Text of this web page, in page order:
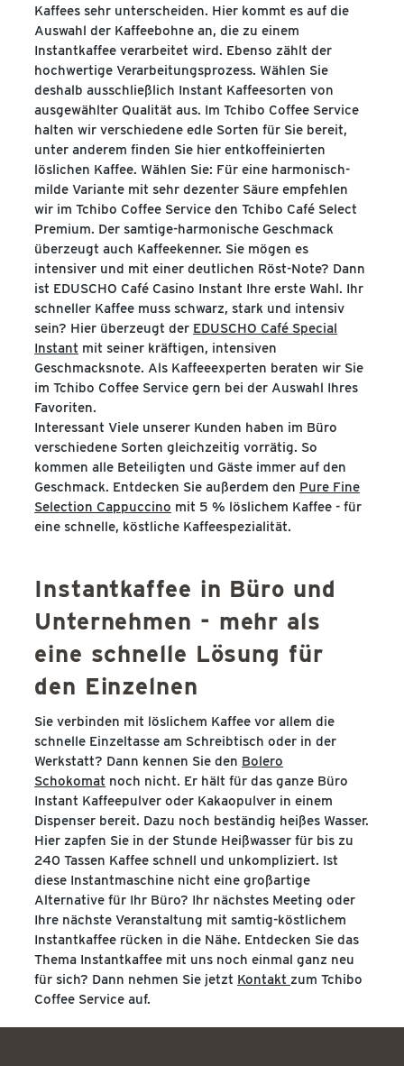
Kaffees sehr unterscheiden. Hier kommt es auf die
Auswahl der Kaffeebohne an, die zu einem
Instantkaffee verarbeitet wird. Ebenso zählt der
hochwertige Verarbeitungsprozess. Wählen Sie
deshalb ausschließlich Instant Kaffeesorten von
ausgewählter Qualität aus. Im Tchibo Coffee Service
halten wir verschiedene edle Sorten für Sie bereit,
unter anderem finden Sie hier entkoffeinierten
löslichen Kaffee. Wählen Sie: Für eine harmonisch-
milde Variante mit sehr dezenter Säure empfehlen
wir im Tchibo Coffee Service den Tchibo Café Select
Premium. Der samtige-harmonische Geschmack
überzeugt auch Kaffeekenner. Sie mögen es
intensiver und mit einer deutlichen Röst-Note? Dann
ist EDUSCHO Café Casino Instant Ihre erste Wahl. Ihr
schneller Kaffee muss schwarz, stark und intensiv
sein? Hier überzeugt der EDUSCHO Café Special
Instant mit seiner kräftigen, intensiven
Geschmacksnote. Als Kaffeeexperten beraten wir Sie
im Tchibo Coffee Service gern bei der Auswahl Ihres
Favoriten.
Interessant Viele unserer Kunden haben im Büro
verschiedene Sorten gleichzeitig vorrätig. So
kommen alle Beteiligten und Gäste immer auf den
Geschmack. Entdecken Sie außerdem den Pure Fine
Selection Cappuccino mit 5 % löslichem Kaffee - für
eine schnelle, köstliche Kaffeespezialität.
Instantkaffee in Büro und
Unternehmen - mehr als
eine schnelle Lösung für
den Einzelnen
Sie verbinden mit löslichem Kaffee vor allem die
schnelle Einzeltasse am Schreibtisch oder in der
Werkstatt? Dann kennen Sie den Bolero
Schokomat noch nicht. Er hält für das ganze Büro
Instant Kaffeepulver oder Kakaopulver in einem
Dispenser bereit. Dazu noch beständig heißes Wasser.
Hier zapfen Sie in der Stunde Heißwasser für bis zu
240 Tassen Kaffee schnell und unkompliziert. Ist
diese Instantmaschine nicht eine großartige
Alternative für Ihr Büro? Ihr nächstes Meeting oder
Ihre nächste Veranstaltung mit samtig-köstlichem
Instantkaffee rücken in die Nähe. Entdecken Sie das
Thema Instantkaffee mit uns noch einmal ganz neu
für sich? Dann nehmen Sie jetzt Kontakt zum Tchibo
Coffee Service auf.